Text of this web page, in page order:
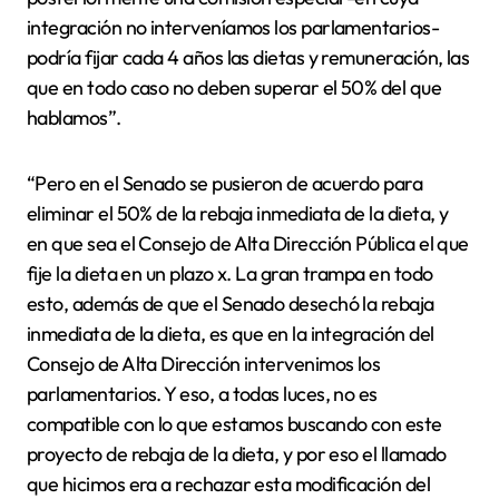
integración no interveníamos los parlamentarios-
podría fijar cada 4 años las dietas y remuneración, las
que en todo caso no deben superar el 50% del que
hablamos”.
“Pero en el Senado se pusieron de acuerdo para
eliminar el 50% de la rebaja inmediata de la dieta, y
en que sea el Consejo de Alta Dirección Pública el que
fije la dieta en un plazo x. La gran trampa en todo
esto, además de que el Senado desechó la rebaja
inmediata de la dieta, es que en la integración del
Consejo de Alta Dirección intervenimos los
parlamentarios. Y eso, a todas luces, no es
compatible con lo que estamos buscando con este
proyecto de rebaja de la dieta, y por eso el llamado
que hicimos era a rechazar esta modificación del